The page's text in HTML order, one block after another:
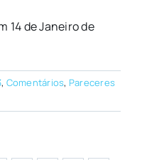
14 de Janeiro de
, Comentários, Pareceres